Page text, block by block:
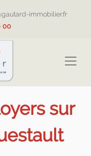
immobilier.fr
00
sur